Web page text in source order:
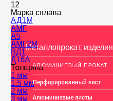
12
Металлопрокат, изделия
АЛЮМИНИЕВЫЙ ПРОКАТ
Перфорированный лист
Алюминиевые листы
Марка сплава
АД1М
АМГ
А5
АМГ2М
ВД1
Д16А
Толщина
1 мм
1.5 мм
2 мм
3 мм